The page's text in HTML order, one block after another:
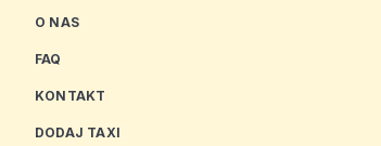
O NAS
FAQ
KONTAKT
DODAJ TAXI